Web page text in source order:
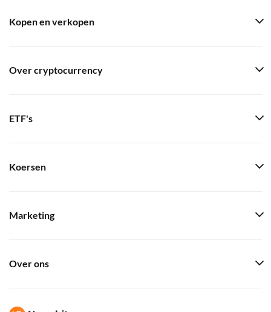
Kopen en verkopen
Over cryptocurrency
ETF's
Koersen
Marketing
Over ons